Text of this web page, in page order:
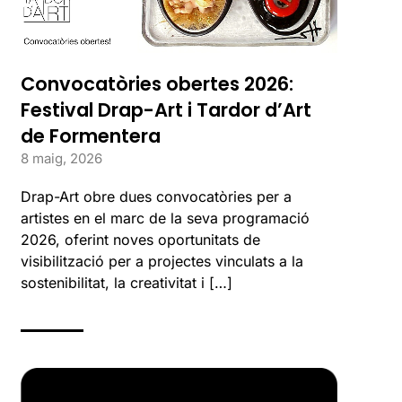
Convocatòries obertes 2026:
Festival Drap-Art i Tardor d’Art
de Formentera
8 maig, 2026
Drap-Art obre dues convocatòries per a
artistes en el marc de la seva programació
2026, oferint noves oportunitats de
visibilització per a projectes vinculats a la
sostenibilitat, la creativitat i […]